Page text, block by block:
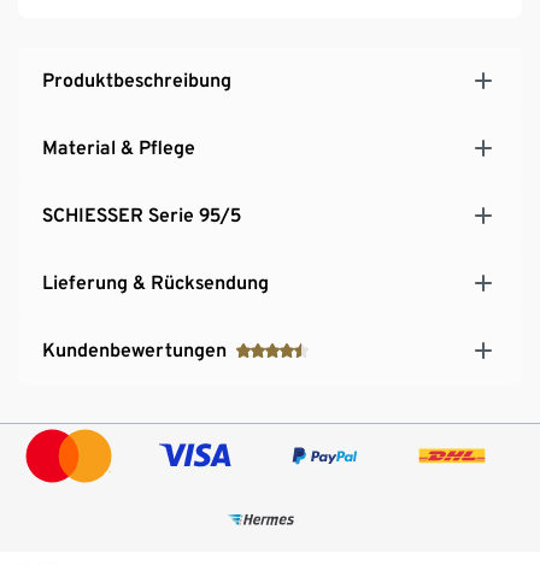
Produktbeschreibung
Material & Pflege
SCHIESSER Serie 95/5
Lieferung & Rücksendung
Kundenbewertungen